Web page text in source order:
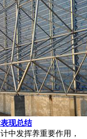
现总结
中发挥养重要作用，